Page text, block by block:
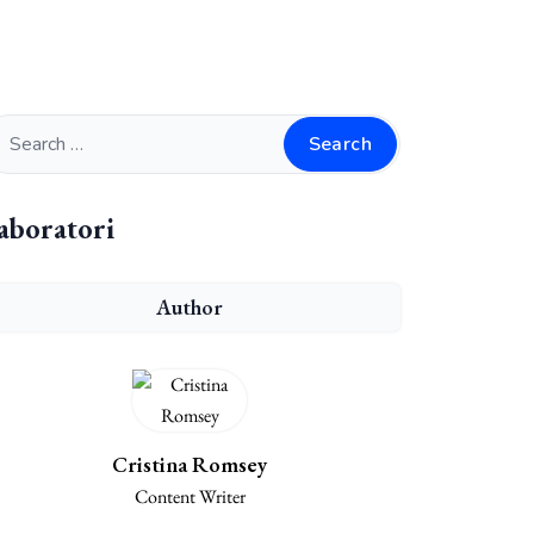
Search
Author
Cristina Romsey
Content Writer